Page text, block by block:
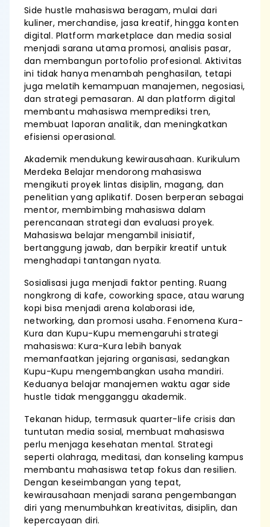
Side hustle mahasiswa beragam, mulai dari
kuliner, merchandise, jasa kreatif, hingga konten
digital. Platform marketplace dan media sosial
menjadi sarana utama promosi, analisis pasar,
dan membangun portofolio profesional. Aktivitas
ini tidak hanya menambah penghasilan, tetapi
juga melatih kemampuan manajemen, negosiasi,
dan strategi pemasaran. AI dan platform digital
membantu mahasiswa memprediksi tren,
membuat laporan analitik, dan meningkatkan
efisiensi operasional.
Akademik mendukung kewirausahaan. Kurikulum
Merdeka Belajar mendorong mahasiswa
mengikuti proyek lintas disiplin, magang, dan
penelitian yang aplikatif. Dosen berperan sebagai
mentor, membimbing mahasiswa dalam
perencanaan strategi dan evaluasi proyek.
Mahasiswa belajar mengambil inisiatif,
bertanggung jawab, dan berpikir kreatif untuk
menghadapi tantangan nyata.
Sosialisasi juga menjadi faktor penting. Ruang
nongkrong di kafe, coworking space, atau warung
kopi bisa menjadi arena kolaborasi ide,
networking, dan promosi usaha. Fenomena Kura-
Kura dan Kupu-Kupu memengaruhi strategi
mahasiswa: Kura-Kura lebih banyak
memanfaatkan jejaring organisasi, sedangkan
Kupu-Kupu mengembangkan usaha mandiri.
Keduanya belajar manajemen waktu agar side
hustle tidak mengganggu akademik.
Tekanan hidup, termasuk quarter-life crisis dan
tuntutan media sosial, membuat mahasiswa
perlu menjaga kesehatan mental. Strategi
seperti olahraga, meditasi, dan konseling kampus
membantu mahasiswa tetap fokus dan resilien.
Dengan keseimbangan yang tepat,
kewirausahaan menjadi sarana pengembangan
diri yang menumbuhkan kreativitas, disiplin, dan
kepercayaan diri.